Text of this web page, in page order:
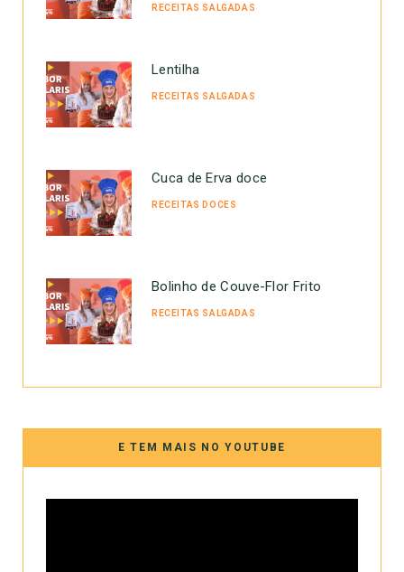
RECEITAS SALGADAS
Lentilha
RECEITAS SALGADAS
Cuca de Erva doce
RECEITAS DOCES
Bolinho de Couve-Flor Frito
RECEITAS SALGADAS
E TEM MAIS NO YOUTUBE